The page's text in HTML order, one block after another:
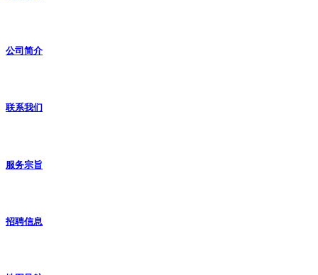
公司简介
联系我们
服务宗旨
招聘信息